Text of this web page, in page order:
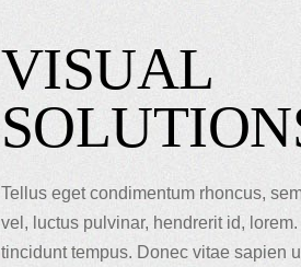
VISUAL
Tellus eget condimentum rhoncus,
vel, luctus pulvinar, hendrerit id,
tincidunt tempus. Donec vitae sapien